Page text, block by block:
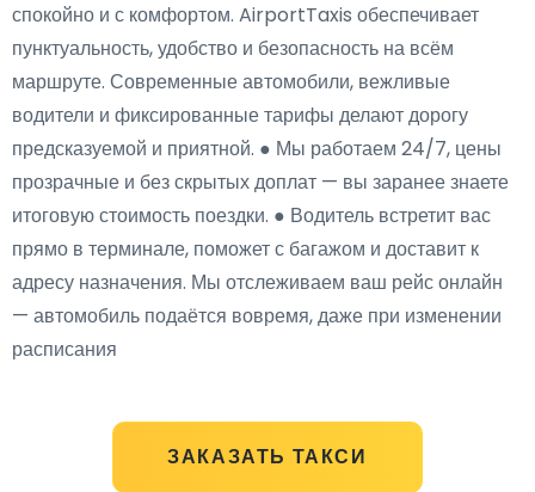
ЗАКАЗАТЬ ТАКСИ
спокойно и с комфортом. AirportTaxis обеспечивает
пунктуальность, удобство и безопасность на всём
маршруте. Современные автомобили, вежливые
водители и фиксированные тарифы делают дорогу
предсказуемой и приятной. ● Мы работаем 24/7, цены
прозрачные и без скрытых доплат — вы заранее знаете
итоговую стоимость поездки. ● Водитель встретит вас
прямо в терминале, поможет с багажом и доставит к
адресу назначения. Мы отслеживаем ваш рейс онлайн
— автомобиль подаётся вовремя, даже при изменении
расписания